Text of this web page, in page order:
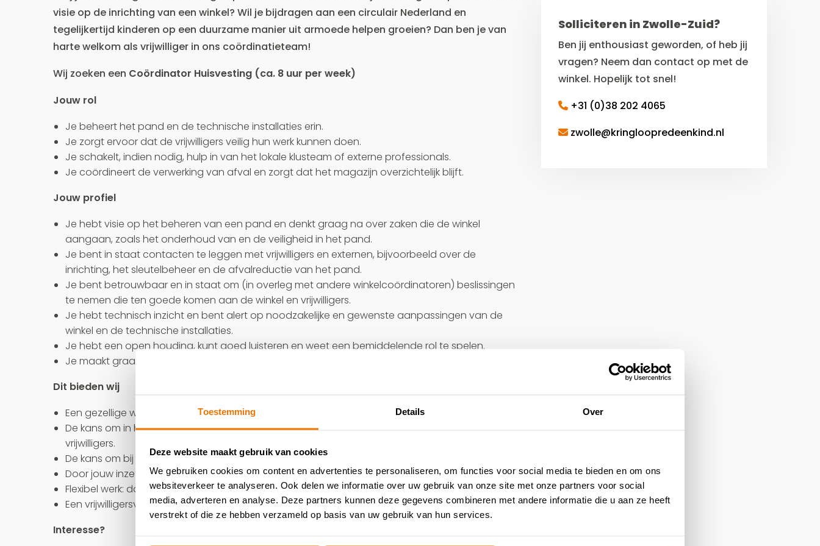
Toestemming Details Over
Deze website maakt gebruik van cookies
We gebruiken cookies om content en advertenties te personaliseren, om functies voor social media te bieden en om ons
websiteverkeer te analyseren. Ook delen we informatie over uw gebruik van onze site met onze partners voor social
media, adverteren en analyse. Deze partners kunnen deze gegevens combineren met andere informatie die u aan ze heeft
verstrekt of die ze hebben verzameld op basis van uw gebruik van hun services.
visie op de inrichting van een winkel? Wil je bijdragen aan een circulair Nederland en
tegelijkertijd kinderen op een duurzame manier uit armoede helpen groeien? Dan ben je van
harte welkom als vrijwilliger in ons coördinatieteam!
Wij zoeken een Coördinator Huisvesting (ca. 8 uur per week)
Jouw rol
Je beheert het pand en de technische installaties erin.
Je zorgt ervoor dat de vrijwilligers veilig hun werk kunnen doen.
Je schakelt, indien nodig, hulp in van het lokale klusteam of externe professionals.
Je coördineert de verwerking van afval en zorgt dat het magazijn overzichtelijk blijft.
Jouw profiel
Je hebt visie op het beheren van een pand en denkt graag na over zaken die de winkel
aangaan, zoals het onderhoud van en de veiligheid in het pand.
Je bent in staat contacten te leggen met vrijwilligers en externen, bijvoorbeeld over de
inrichting, het sleutelbeheer en de afvalreductie van het pand.
Je bent betrouwbaar en in staat om (in overleg met andere winkelcoördinatoren) beslissingen
te nemen die ten goede komen aan de winkel en vrijwilligers.
Je hebt technisch inzicht en bent alert op noodzakelijke en gewenste aanpassingen van de
winkel en de technische installaties.
Je hebt een open houding, kunt goed luisteren en weet een bemiddelende rol te spelen.
Je maakt graag deel uit van een team, maar kunt ook goed zelfstandig werken.
Dit bieden wij
Een gezellige werkplek.
De kans om in het lokale team winkelcoördinatoren samen te werken met andere gemotiveerde
vrijwilligers.
De kans om bij te dragen aan een circulair Nederland.
Door jouw inzet draag je bij aan het geven van een toekomst aan kinderen in armoede.
Flexibel werk: dagdelen en aantal uren zijn in overleg.
Een vrijwilligersverzekering.
Interesse?
Solliciteren in Zwolle-Zuid?
Ben jij enthousiast geworden, of heb jij
vragen? Neem dan contact op met de
winkel. Hopelijk tot snel!
+31 (0)38 202 4065
zwolle@kringloopredeenkind.nl